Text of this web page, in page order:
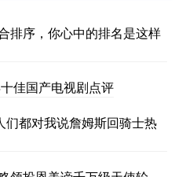
排序，你心中的排名是这样
佳国产电视剧点评
们都对我说詹姆斯回骑士热